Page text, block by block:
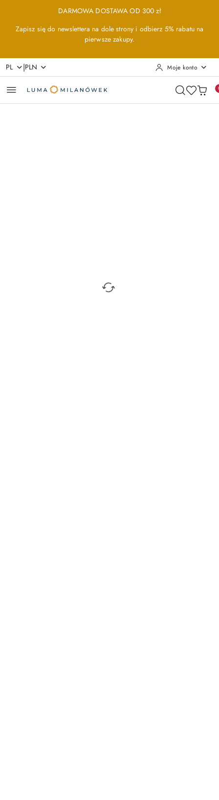
Przejdź do treści głównej
Przejdź do wyszukiwarki
Przejdź do moje konto
Przejdź do menu głównego
Przejdź do opisu produktu
Przejdź do stopkiDARMOWA DOSTAWA OD 300 zł
Zapisz się do newslettera na dole strony i odbierz 5% rabatu na
pierwsze zakupy.
PL |PLN Moje konto